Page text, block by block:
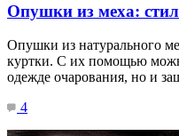
Опушки из меха:
Опушки из натурального
куртки. С их помощью
одежде очарования, но и
4